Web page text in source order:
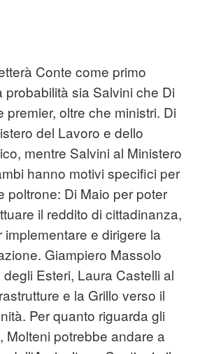
Conte come primo
probabilità sia Salvini che Di
premier, oltre che ministri. Di
del Lavoro e dello
mentre Salvini al Ministero
hanno motivi specifici per
poltrone: Di Maio per poter
il reddito di cittadinanza,
e dirigere la
Giampiero Massolo
Esteri, Laura Castelli al
e la Grillo verso il
Per quanto riguarda gli
Molteni potrebbe andare a